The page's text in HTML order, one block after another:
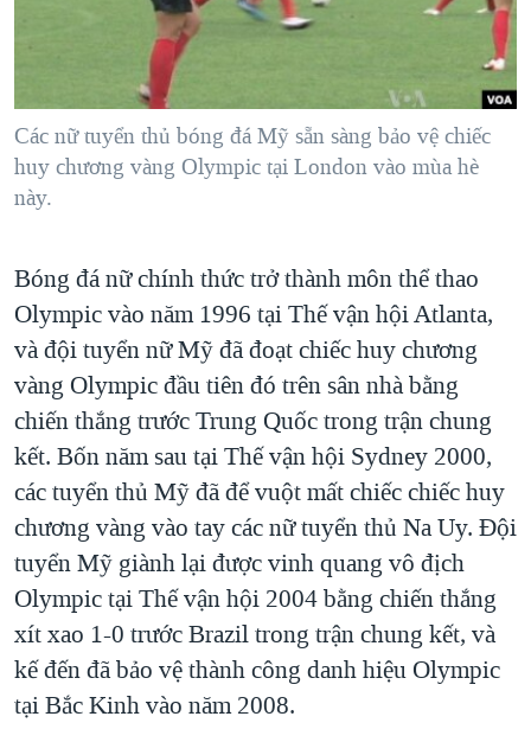
"Tìm"
NGƯỜI VIỆT HẢI NGOẠI
KINH TẾ
KHOA HỌC
THỂ THAO
GIÁO DỤC
HÀNH TRÌNH BẦU CỬ 2024
MỘT NĂM CHIẾN TRANH TẠI DẢI GAZA
GIẢI MÃ VÀNH ĐAI & CON ĐƯỜNG
NGÀY TỊ NẠN THẾ GIỚI
CHI PHÍ CHIẾN TRANH AFGHANISTAN
CÁC GIÁ TRỊ CỘNG HÒA Ở VIỆT NAM
THƯỢNG ĐỈNH TRUMP-KIM TẠI VIỆT NAM
TRỊNH VĨNH BÌNH VS. CHÍNH PHỦ VIỆT NAM
NGƯ DÂN VIỆT VÀ LÀN SÓNG TRỘM HẢI SÂM
BÊN KIA QUỐC LỘ: TIẾNG VỌNG TỪ NÔNG THÔN MỸ
QUAN HỆ VIỆT MỸ
MẠNG XÃ HỘI
Các nữ tuyển thủ bóng đá Mỹ sẵn sàng bảo vệ chiếc
huy chương vàng Olympic tại London vào mùa hè
này.
Bóng đá nữ chính thức trở thành môn thể thao
Olympic vào năm 1996 tại Thế vận hội Atlanta,
và đội tuyển nữ Mỹ đã đoạt chiếc huy chương
vàng Olympic đầu tiên đó trên sân nhà bằng
chiến thắng trước Trung Quốc trong trận chung
kết. Bốn năm sau tại Thế vận hội Sydney 2000,
các tuyển thủ Mỹ đã để vuột mất chiếc chiếc huy
chương vàng vào tay các nữ tuyển thủ Na Uy. Ðội
tuyển Mỹ giành lại được vinh quang vô địch
Olympic tại Thế vận hội 2004 bằng chiến thắng
xít xao 1-0 trước Brazil trong trận chung kết, và
kế đến đã bảo vệ thành công danh hiệu Olympic
tại Bắc Kinh vào năm 2008.